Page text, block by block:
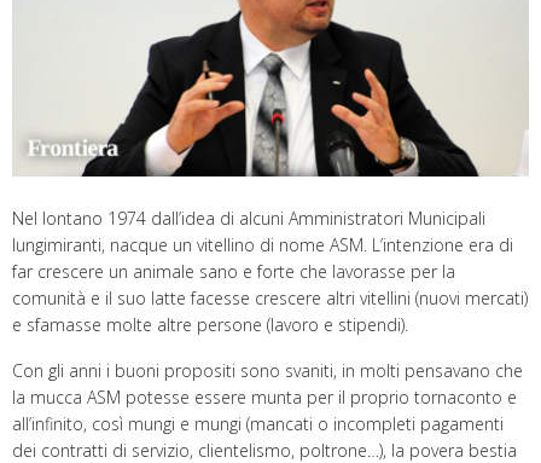
Nel lontano 1974 dall’idea di alcuni Amministratori Municipali
lungimiranti, nacque un vitellino di nome ASM. L’intenzione era di
far crescere un animale sano e forte che lavorasse per la
comunità e il suo latte facesse crescere altri vitellini (nuovi mercati)
e sfamasse molte altre persone (lavoro e stipendi).
Con gli anni i buoni propositi sono svaniti, in molti pensavano che
la mucca ASM potesse essere munta per il proprio tornaconto e
all’infinito, così mungi e mungi (mancati o incompleti pagamenti
dei contratti di servizio, clientelismo, poltrone…), la povera bestia